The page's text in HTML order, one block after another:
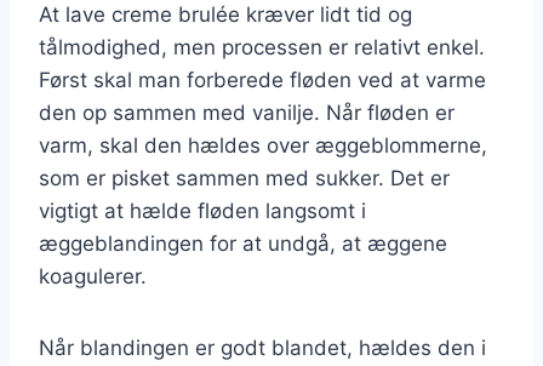
At lave creme brulée kræver lidt tid og
tålmodighed, men processen er relativt enkel.
Først skal man forberede fløden ved at varme
den op sammen med vanilje. Når fløden er
varm, skal den hældes over æggeblommerne,
som er pisket sammen med sukker. Det er
vigtigt at hælde fløden langsomt i
æggeblandingen for at undgå, at æggene
koagulerer.
Når blandingen er godt blandet, hældes den i